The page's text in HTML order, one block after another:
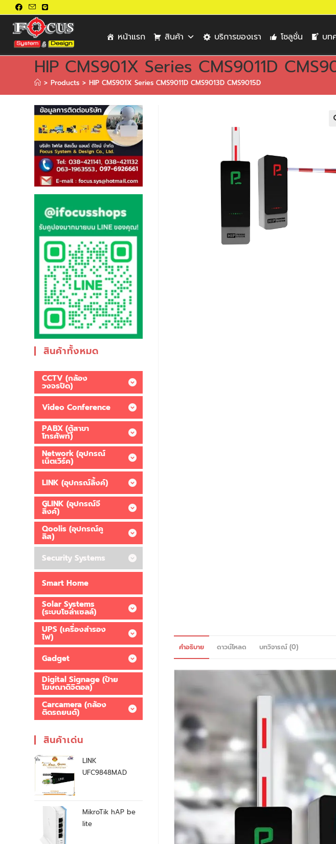
หน้าแรก สินค้า บริการของเรา โซลูชั่น บท
HIP CMS901X Series CMS9011D
> Products > HIP CMS901X Series CMS9011D CMS9013D CMS9015D
คำอธิบาย ดาวน์โหลด บทวิจารณ์ (0)
สินค้าทั้งหมด
CCTV (กล้อง
วงจรปิด)
Video Conference
PABX (ตู้สาขา
โทรศัพท์)
Network (อุปกรณ์
เน็ตเวิร์ค)
LINK (อุปกรณ์ลิ้งค์)
GLINK (อุปกรณ์จี
ลิ้งค์)
Qoolis (อุปกรณ์คู
ลิส)
Security Systems
Smart Home
Solar Systems
(ระบบโซล่าเซลล์)
UPS (เครื่องสำรอง
ไฟ)
Gadget
Digital Signage (ป้าย
โฆษณาดิจิตอล)
Carcamera (กล้อง
ติดรถยนต์)
สินค้าเด่น
LINK
UFC9848MAD
MikroTik hAP be
lite